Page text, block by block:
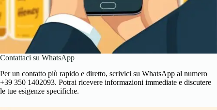
Contattaci su WhatsApp
Per un contatto più rapido e diretto, scrivici su WhatsApp al numero
+39 350 1402093. Potrai ricevere informazioni immediate e discutere
le tue esigenze specifiche.